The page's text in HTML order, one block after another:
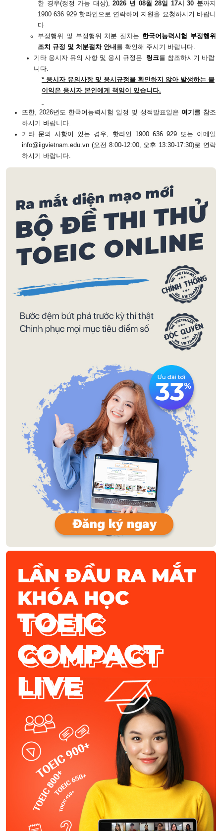
한 경우(정정 가능 대상),2026 년 08월 28일 17시 30 분까지
1900 636 929 핫라인으로 연락하여 지원을 요청하시기 바랍니
다.
부정행위 및 부정행위 처분 절차는 한국어능력시험 부정행위
조치 규정 및 처분절차 안내 를 확인해 주시기 바랍니다.
기타 응시자 유의 사항 및 응시 규정은
링크를 참조하시기 바랍
니다.
* 응시자 유의사항 및 응시규정을 확인하지 않아 발생하는 불
이익은 응시자 본인에게 책임이 있습니다.
또한, 2026년 도 한국어능력시험 일정 및 성적발표일은 여기 를 참조
하시기 바랍니다.
기타 문의 사항이 있는 경우, 핫라인 1900 636 929 또는 이메일
info@iigvietnam.edu.vn (오전 8:00-12:00, 오후 13:30-17:30)로 연락
하시기 바랍니다.